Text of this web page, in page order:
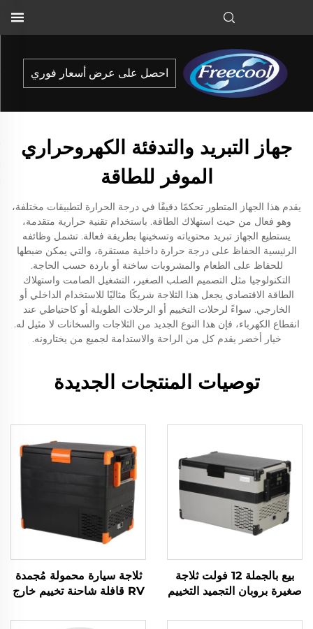
احصل على عرض أسعار فوري
جهاز التبريد والتدفئة الكهروحراري
الموفر للطاقة
يقدم هذا الجهاز المتطور تحكمًا دقيقًا في درجة الحرارة لتطبيقات مختلفة،
وهو فعال من حيث استهلاك الطاقة. باستخدام تقنية حرارية متقدمة،
يستطيع الجهاز تبريد محتوياته وتسخينها بطريقة فعالة. تشمل وظائفه
الرئيسية الحفاظ على درجة حرارة داخلية مستقرة، والتي يمكن ضبطها
للحفاظ على الطعام والمشروبات ساخنة أو باردة حسب الحاجة.
التكنولوجيا مثل التصميم الصلب الصغير، التشغيل الصامت واستهلاك
الطاقة الاقتصادي يجعل هذا الثلاجة شريكًا مثاليًا للاستخدام الداخلي أو
الخارجي. سواءً لرحلات التخييم أو الرحلات الطويلة أو كاحتياطي عند
انقطاع الكهرباء، فإن هذا النوع الجديد من الثلاجات والسخانات لا مثيل له.
خيار أخضر يقدم كل من الراحة والاستدامة لجميع من يختارونه.
توصيات المنتجات الجديدة
بيع بالجملة 12 فولت ثلاجة
صغيرة بروبان التجميد التخييم
المجمد المحمول
ثلاجة سيارة محمولة مُجمدة
RV قافلة شاحنة تخييم خارج
صندوق بارد محمول السعر